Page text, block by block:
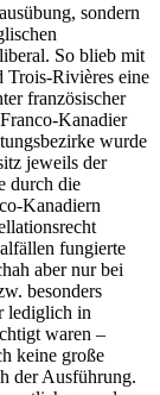
sondern
So blieb mit
Trois-Rivières eine
französischer
Kanadier
wurde
jeweils der
durch die
Kanadiern
fungierte
aber nur bei
besonders
lediglich in
waren –
keine große
der Ausführung.